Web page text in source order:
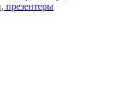
презентеры